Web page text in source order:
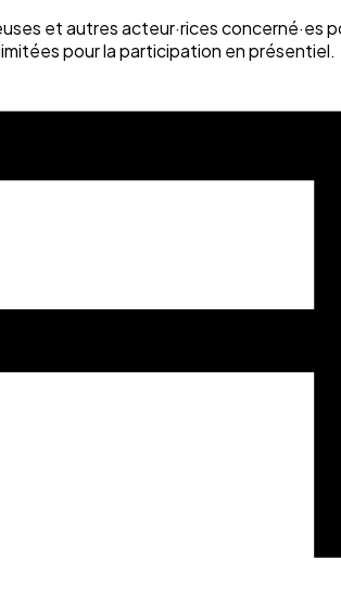
et autres acteur·rices concerné·es
pour la participation en présentiel.